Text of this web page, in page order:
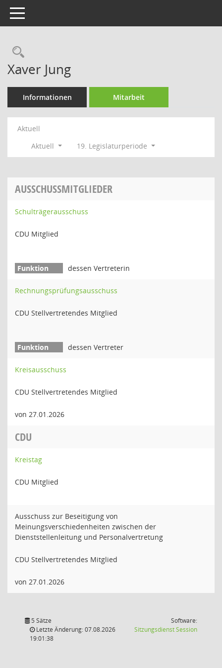
Toggle navigation
Rechercheauswahl
Xaver Jung
Informationen Mitarbeit
Aktuell
Aktuell
19. Legislaturperiode
AUSSCHUSSMITGLIEDER
Schulträgerausschuss
CDU Mitglied
dessen Vertreterin
Rechnungsprüfungsausschuss
CDU Stellvertretendes Mitglied
dessen Vertreter
Kreisausschuss
CDU Stellvertretendes Mitglied
von 27.01.2026
CDU
Kreistag
CDU Mitglied
Ausschuss zur Beseitigung von
Meinungsverschiedenheiten zwischen der
Dienststellenleitung und Personalvertretung
CDU Stellvertretendes Mitglied
von 27.01.2026
5 Sätze
Letzte Änderung: 07.08.2026
19:01:38
Software:
SitzungsdienstSession(Wird in